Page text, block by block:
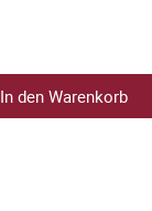
In den Warenkorb